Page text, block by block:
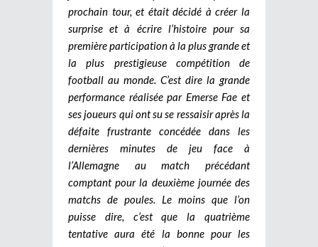
prochain tour, et était décidé à créer la
surprise et à écrire l’histoire pour sa
première participation à la plus grande et
la plus prestigieuse compétition de
football au monde. C’est dire la grande
performance réalisée par Emerse Fae et
ses joueurs qui ont su se ressaisir après la
défaite frustrante concédée dans les
dernières minutes de jeu face à
l’Allemagne au match précédant
comptant pour la deuxième journée des
matchs de poules. Le moins que l’on
puisse dire, c’est que la quatrième
tentative aura été la bonne pour les